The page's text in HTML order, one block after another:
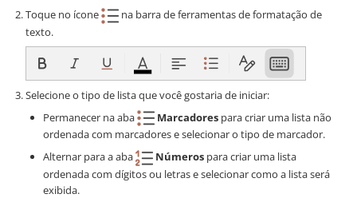
Toque no ícone
na barra de ferramentas de formatação de
texto.
Selecione o tipo de lista que você gostaria de iniciar:
Permanecer na aba
Marcadores para criar uma lista não
ordenada com marcadores e selecionar o tipo de marcador.
Alternar para a aba
Números para criar uma lista
ordenada com dígitos ou letras e selecionar como a lista será
exibida.